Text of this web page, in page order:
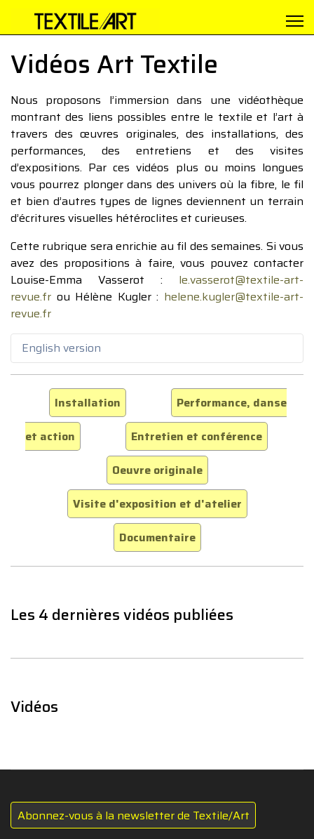
Vidéos Art Textile
Nous proposons l’immersion dans une vidéothèque
montrant des liens possibles entre le textile et l’art à
travers des œuvres originales, des installations, des
performances, des entretiens et des visites
d’expositions. Par ces vidéos plus ou moins longues
vous pourrez plonger dans des univers où la fibre, le fil
et bien d’autres types de lignes deviennent un terrain
d’écritures visuelles hétéroclites et curieuses.
Cette rubrique sera enrichie au fil des semaines. Si vous
avez des propositions à faire, vous pouvez contacter
Louise-Emma Vasserot : le.vasserot@textile-art-
revue.fr ou Hélène Kugler : helene.kugler@textile-art-
revue.fr
English version
Installation
Performance, danse
et action
Entretien et conférence
Oeuvre originale
Visite d'exposition et d'atelier
Documentaire
Les 4 dernières vidéos publiées
Vidéos
Abonnez-vous à la newsletter de Textile/Art